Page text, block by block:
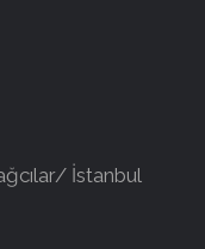
İstanbul